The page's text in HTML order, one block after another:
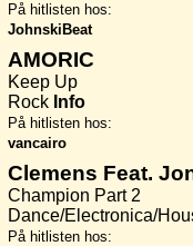
På hitlisten hos:
JohnskiBeat
AMORIC
Keep Up
Rock Info
På hitlisten hos:
vancairo
Clemens Feat.
Champion Part 2
Dance/Electronica/
På hitlisten hos: